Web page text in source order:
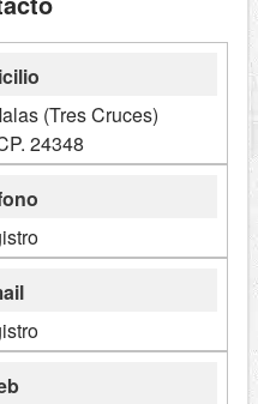
(Tres Cruces)
24348